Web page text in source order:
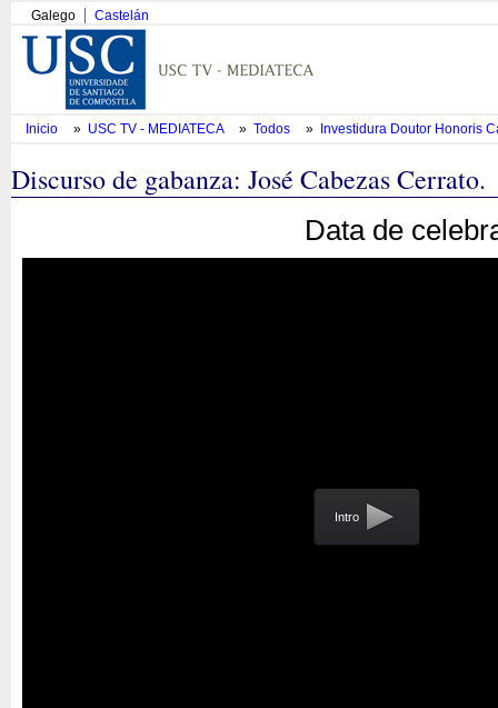
Galego Castelán
Inicio » USC TV - MEDIATECA » Todos » Investidura Doutor Honoris
Discurso de gabanza: José Cabezas Cerrato.
Data de
Intro